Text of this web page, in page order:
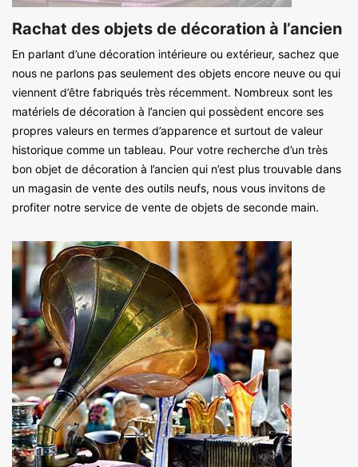
Rachat des objets de décoration à l’ancien
En parlant d’une décoration intérieure ou extérieur, sachez que
nous ne parlons pas seulement des objets encore neuve ou qui
viennent d’être fabriqués très récemment. Nombreux sont les
matériels de décoration à l’ancien qui possèdent encore ses
propres valeurs en termes d’apparence et surtout de valeur
historique comme un tableau. Pour votre recherche d’un très
bon objet de décoration à l’ancien qui n’est plus trouvable dans
un magasin de vente des outils neufs, nous vous invitons de
profiter notre service de vente de objets de seconde main.